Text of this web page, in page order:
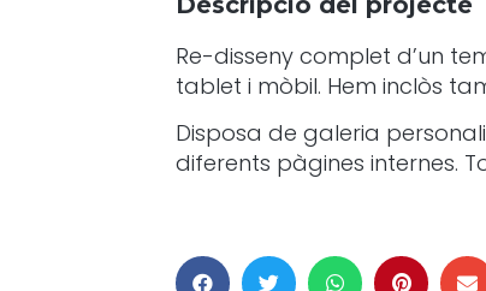
Re-disseny complet d’un
tablet i mòbil. Hem inclòs
Disposa de galeria
diferents pàgines internes.